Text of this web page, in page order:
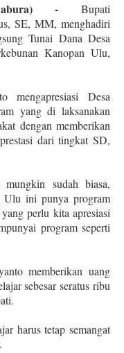
- Bupati
SE, MM, menghadiri
Tunai Dana Desa
Kanopan Ulu,
mengapresiasi Desa
yang di laksanakan
dengan memberikan
dari tingkat SD,
sudah biasa,
Ulu ini punya program
perlu kita apresiasi
program seperti
memberikan uang
sebesar seratus ribu
harus tetap semangat